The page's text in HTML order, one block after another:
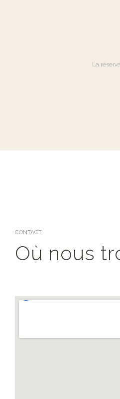
La
CONTACT
Où nous